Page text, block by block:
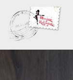
Skoči
na